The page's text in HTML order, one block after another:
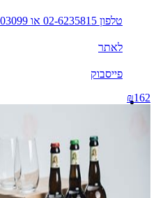
טלפון 02-6235815 או 054-3903099
לאתר
פייסבוק
₪162